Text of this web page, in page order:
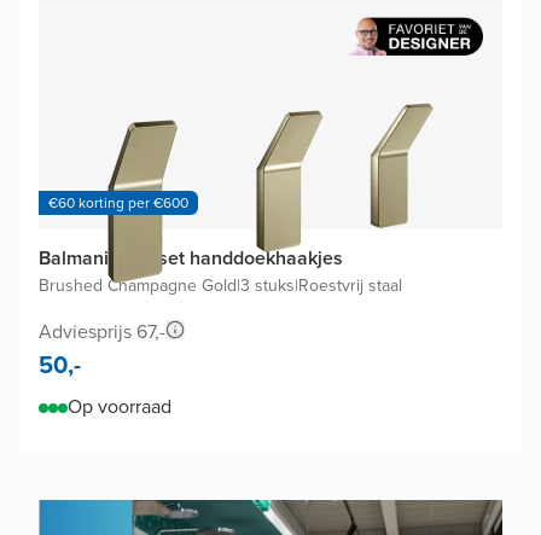
€60 korting per €600
Balmani Amo set handdoekhaakjes
Brushed Champagne Gold|3 stuks|Roestvrij staal
Adviesprijs 67,-
50,-
Op voorraad